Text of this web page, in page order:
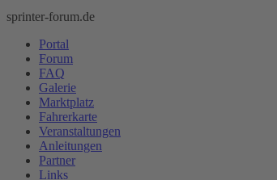
sprinter-forum.de
Portal
Forum
FAQ
Galerie
Marktplatz
Fahrerkarte
Veranstaltungen
Anleitungen
Partner
Links